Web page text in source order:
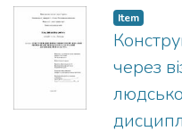
поняттям
людського.
Item
через